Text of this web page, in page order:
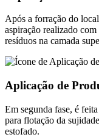
Após a forração do
aspiração realizado
resíduos na camada
Aplicação de
Em segunda fase, é
para flotação da
estofado.